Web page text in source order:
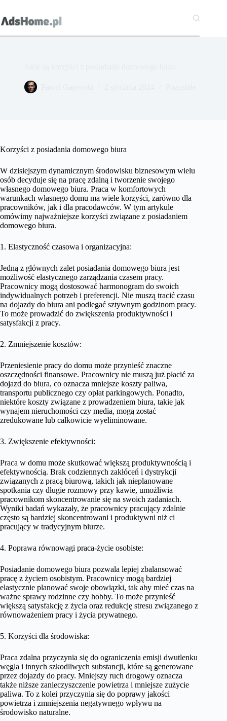
treści
Korzyści z posiadania domowego biura
W dzisiejszym dynamicznym środowisku biznesowym wielu
osób decyduje się na pracę zdalną i tworzenie swojego
własnego domowego biura. Praca w komfortowych
warunkach własnego domu ma wiele korzyści, zarówno dla
pracowników, jak i dla pracodawców. W tym artykule
omówimy najważniejsze korzyści związane z posiadaniem
domowego biura.
1. Elastyczność czasowa i organizacyjna:
Jedną z głównych zalet posiadania domowego biura jest
możliwość elastycznego zarządzania czasem pracy.
Pracownicy mogą dostosować harmonogram do swoich
indywidualnych potrzeb i preferencji. Nie muszą tracić czasu
na dojazdy do biura ani podlegać sztywnym godzinom pracy.
To może prowadzić do zwiększenia produktywności i
satysfakcji z pracy.
2. Zmniejszenie kosztów:
Przeniesienie pracy do domu może przynieść znaczne
oszczędności finansowe. Pracownicy nie muszą już płacić za
dojazd do biura, co oznacza mniejsze koszty paliwa,
transportu publicznego czy opłat parkingowych. Ponadto,
niektóre koszty związane z prowadzeniem biura, takie jak
wynajem nieruchomości czy media, mogą zostać
zredukowane lub całkowicie wyeliminowane.
3. Zwiększenie efektywności:
Praca w domu może skutkować większą produktywnością i
efektywnością. Brak codziennych zakłóceń i dystrykcji
związanych z pracą biurową, takich jak nieplanowane
spotkania czy długie rozmowy przy kawie, umożliwia
pracownikom skoncentrowanie się na swoich zadaniach.
Wyniki badań wykazały, że pracownicy pracujący zdalnie
często są bardziej skoncentrowani i produktywni niż ci
pracujący w tradycyjnym biurze.
4. Poprawa równowagi praca-życie osobiste:
Posiadanie domowego biura pozwala lepiej zbalansować
pracę z życiem osobistym. Pracownicy mogą bardziej
elastycznie planować swoje obowiązki, tak aby mieć czas na
ważne sprawy rodzinne czy hobby. To może przynieść
większą satysfakcję z życia oraz redukcję stresu związanego z
równoważeniem pracy i życia prywatnego.
5. Korzyści dla środowiska:
Praca zdalna przyczynia się do ograniczenia emisji dwutlenku
węgla i innych szkodliwych substancji, które są generowane
przez dojazdy do pracy. Mniejszy ruch drogowy oznacza
także niższe zanieczyszczenie powietrza i mniejsze zużycie
paliwa. To z kolei przyczynia się do poprawy jakości
powietrza i zmniejszenia negatywnego wpływu na
środowisko naturalne.